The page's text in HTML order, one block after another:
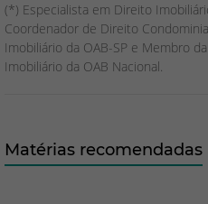
(*) Especialista em Direito
Coordenador de Direito
Imobiliário da OAB-SP e Membro
Imobiliário da OAB Nacional.
Matérias recomendadas